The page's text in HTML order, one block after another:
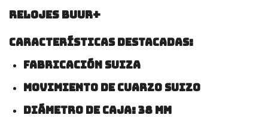
Relojes BUUR+
Características destacadas:
Fabricación suiza
Movimiento de cuarzo suizo
Diámetro de caja: 38 mm